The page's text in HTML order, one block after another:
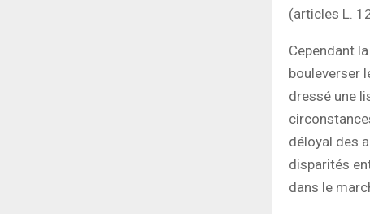
(articles L.
Cependant
bouleverser
dressé une
déloyal des
disparités
dans le